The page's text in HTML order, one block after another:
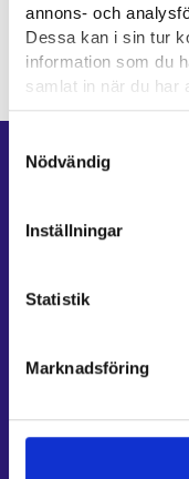
annons- och
Dessa kan i sin tur
information som du
samlat in när du har
Cookies
Nödvändig
Inställningar
Statistik
Marknadsföring
Udhëzues për
Genvägar
Min karriärstig
Lediga arbetsplatser
Kontaktuppgifter